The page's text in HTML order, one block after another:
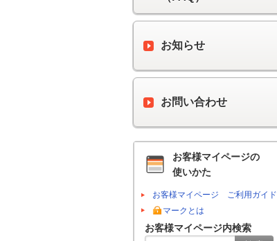
お知らせ
お問い合わせ
お客様マイページの
使いかた
お客様マイページ ご利用ガイド
マークとは
お客様マイページ内検索